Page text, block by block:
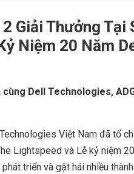
Giải Thưởng
Niệm 20 Năm
Dell Technologies,
Việt Nam đã tổ
Lightspeed và Lễ kỷ niệm
triển và gặt hái nhiều